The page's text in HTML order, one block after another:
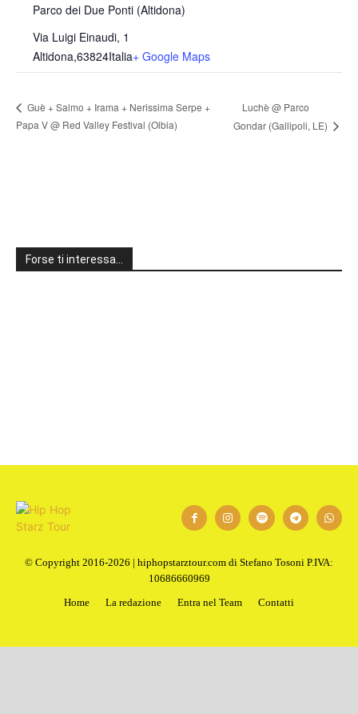
Parco dei Due Ponti (Altidona)
Via Luigi Einaudi, 1
Altidona,63824Italia+ Google Maps
Guè + Salmo + Irama + Nerissima Serpe +
Papa V @ Red Valley Festival (Olbia)
Luchè @ Parco
Gondar (Gallipoli, LE)
Forse ti interessa…
1
© Copyright 2016-2026 | hiphopstarztour.com di Stefano Tosoni P.IVA:
10686660969
Home
La redazione Entra nel Team Contatti